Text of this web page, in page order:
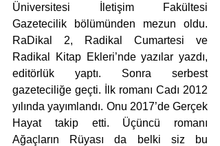
Üniversitesi İletişim Fakültesi
Gazetecilik bölümünden mezun oldu.
RaDikal 2, Radikal Cumartesi ve
Radikal Kitap Ekleri’nde yazılar yazdı,
editörlük yaptı. Sonra serbest
gazeteciliğe geçti. İlk romanı Cadı 2012
yılında yayımlandı. Onu 2017’de Gerçek
Hayat takip etti. Üçüncü romanı
Ağaçların Rüyası da belki siz bu